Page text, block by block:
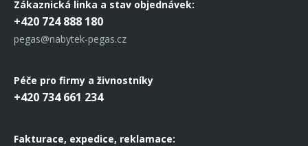
Zákaznická linka a stav objednávek:
+420 724 888 180
pegas@nabytek-pegas.cz
Péče pro firmy a živnostníky
+420 734 661 234
Fakturace, expedice, reklamace: